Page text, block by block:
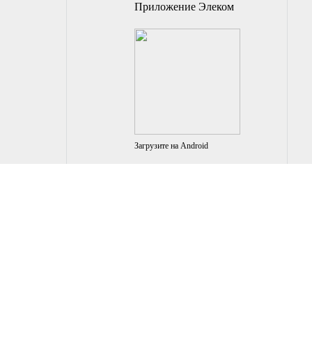
Приложение Элеком
Загрузите на Android